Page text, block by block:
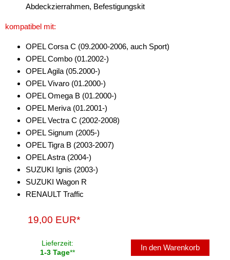
Abdeckzierrahmen, Befestigungskit
kompatibel mit:
OPEL Corsa C (09.2000-2006, auch Sport)
OPEL Combo (01.2002-)
OPEL Agila (05.2000-)
OPEL Vivaro (01.2000-)
OPEL Omega B (01.2000-)
OPEL Meriva (01.2001-)
OPEL Vectra C (2002-2008)
OPEL Signum (2005-)
OPEL Tigra B (2003-2007)
OPEL Astra (2004-)
SUZUKI Ignis (2003-)
SUZUKI Wagon R
RENAULT Traffic
19,00 EUR*
Lieferzeit:
1-3 Tage**
In den Warenkorb